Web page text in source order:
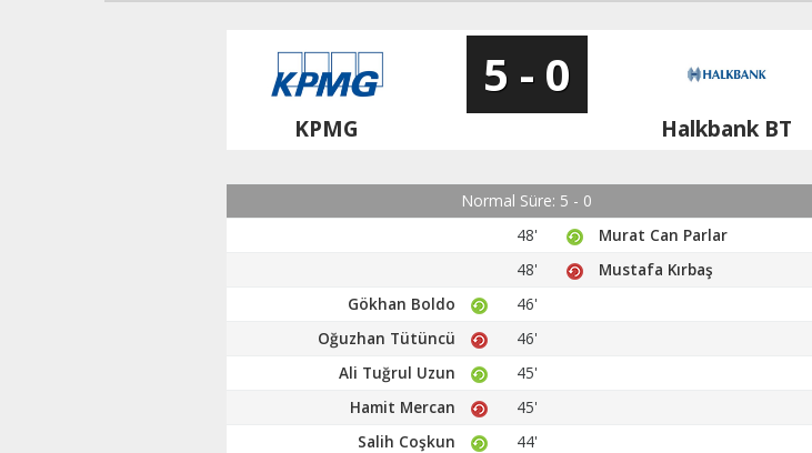
KPMG
5 - 0
Halkbank BT
Normal Süre: 5 - 0
48'
Murat Can Parlar
48'
Mustafa Kırbaş
Gökhan Boldo
46'
Oğuzhan Tütüncü
46'
Ali Tuğrul Uzun
45'
Hamit Mercan
45'
Salih Coşkun
44'